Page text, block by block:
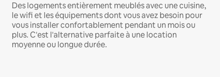
Des logements entièrement meublés avec une cuisine,
le wifi et les équipements dont vous avez besoin pour
vous installer confortablement pendant un mois ou
plus. C'est l'alternative parfaite à une location
moyenne ou longue durée.